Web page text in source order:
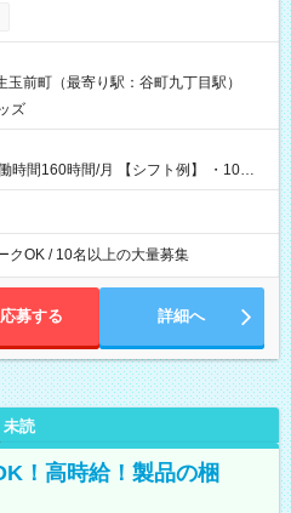
お仕事後はコンビニATMから 日払
前町（最寄り駅：谷町九丁目駅）
ズ
/月 【シフト例】 ・10：
クOK / 10名以上の大量募集
応募する 詳細へ
未読
！高時給！製品の梱